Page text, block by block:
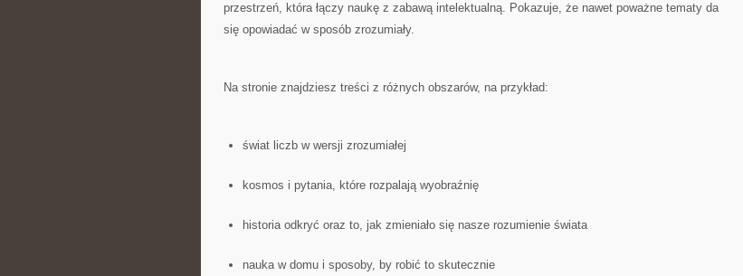
przestrzeń, która łączy naukę z zabawą intelektualną. Pokazuje, że nawet poważne tematy da
się opowiadać w sposób zrozumiały.
Na stronie znajdziesz treści z różnych obszarów, na przykład:
świat liczb w wersji zrozumiałej
kosmos i pytania, które rozpalają wyobraźnię
historia odkryć oraz to, jak zmieniało się nasze rozumienie świata
nauka w domu i sposoby, by robić to skutecznie